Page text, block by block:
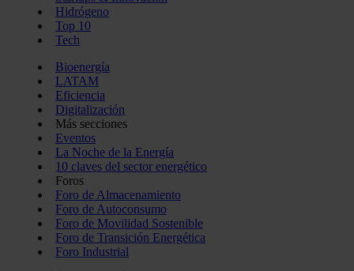
Hidrógeno
Top 10
Tech
Bioenergía
LATAM
Eficiencia
Digitalización
Más secciones
Eventos
La Noche de la Energía
10 claves del sector energético
Foros
Foro de Almacenamiento
Foro de Autoconsumo
Foro de Movilidad Sostenible
Foro de Transición Energética
Foro Industrial